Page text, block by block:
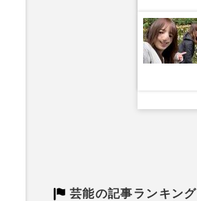
芸能の記事ランキング